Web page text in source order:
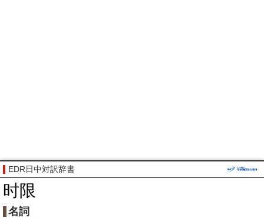
EDR日中対訳辞書
时限
名詞